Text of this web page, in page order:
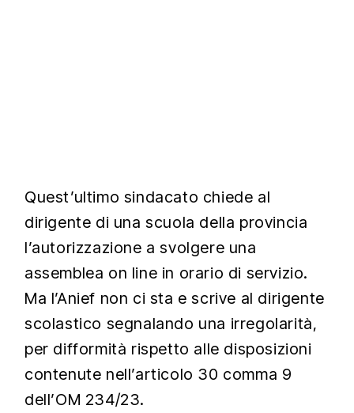
Quest’ultimo sindacato chiede al
dirigente di una scuola della provincia
l’autorizzazione a svolgere una
assemblea on line in orario di servizio.
Ma l’Anief non ci sta e scrive al dirigente
scolastico segnalando una irregolarità,
per difformità rispetto alle disposizioni
contenute nell’articolo 30 comma 9
dell’OM 234/23.